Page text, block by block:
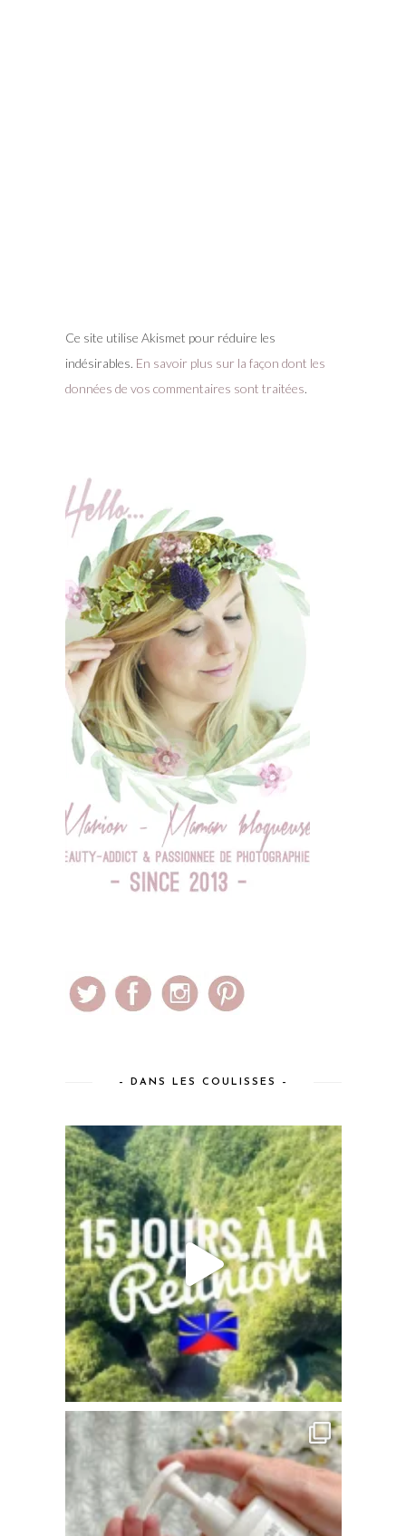
Ce site utilise Akismet pour réduire les
indésirables. En savoir plus sur la façon dont les
données de vos commentaires sont traitées.
– DANS LES COULISSES –